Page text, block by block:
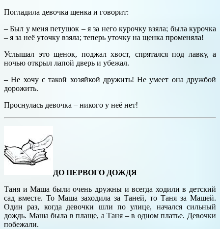
Погладила девочка щенка и говорит:
– Был у меня петушок – я за него курочку взяла; была курочка
– я за неё уточку взяла; теперь уточку на щенка променяла!
Услышал это щенок, поджал хвост, спрятался под лавку, а
ночью открыл лапой дверь и убежал.
– Не хочу с такой хозяйкой дружить! Не умеет она дружбой
дорожить.
Проснулась девочка – никого у неё нет!
ДО ПЕРВОГО ДОЖДЯ
Таня и Маша были очень дружны и всегда ходили в детский
сад вместе. То Маша заходила за Таней, то Таня за Машей.
Один раз, когда девочки шли по улице, начался сильный
дождь. Маша была в плаще, а Таня – в одном платье. Девочки
побежали.